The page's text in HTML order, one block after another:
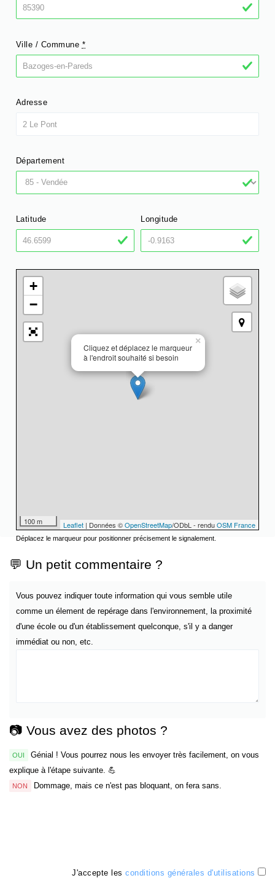
Ville / Commune *
Adresse
Département
Latitude Longitude
Cliquez et déplacez le marqueur
à l'endroit souhaité si besoin
×
+
−
100 m Leaflet | Données ©OpenStreetMap/ODbL - renduOSM France
Déplacez le marqueur pour positionner précisement le signalement.
💬 Un petit commentaire ?
Vous pouvez indiquer toute information qui vous semble utile
comme un élement de repérage dans l'environnement, la proximité
d'une école ou d'un établissement quelconque, s'il y a danger
immédiat ou non, etc.
📷 Vous avez des photos ?
OUI
Génial ! Vous pourrez nous les envoyer très facilement, on vous
explique à l'étape suivante. 💪
NON Dommage, mais ce n'est pas bloquant, on fera sans.
J'accepte les conditions générales d'utilisations